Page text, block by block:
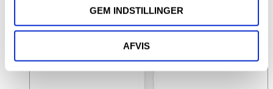
GEM INDSTILLINGER
AFVIS